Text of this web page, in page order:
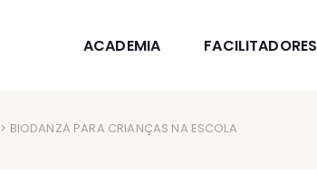
ACADEMIA FACILITADORES
> BIODANZA PARA CRIANÇAS NA ESCOLA